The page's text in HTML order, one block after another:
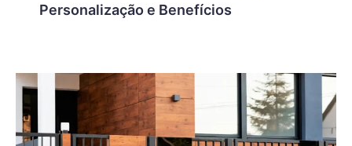
Personalização e Benefícios